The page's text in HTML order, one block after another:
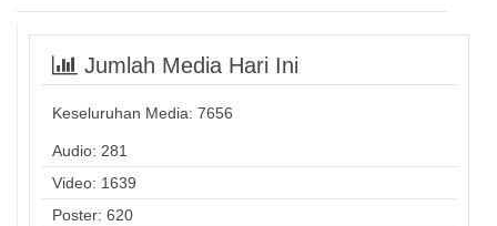
Jumlah Media Hari Ini
Keseluruhan Media: 7656
Audio: 281
Video: 1639
Poster: 620